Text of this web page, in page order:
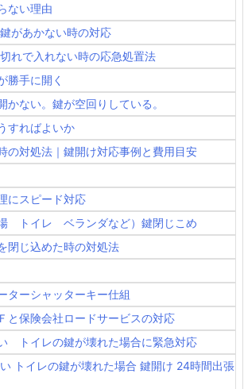
ない理由
があかない時の対応
れで入れない時の応急処置法
勝手に開く
かない。鍵が空回りしている。
すればよいか
の対処法｜鍵開け対応事例と費用目安
にスピード対応
トイレ ベランダなど）鍵閉じこめ
閉じ込めた時の対処法
ーシャッターキー仕組
と保険会社ロードサービスの対応
トイレの鍵が壊れた場合に緊急対応
トイレの鍵が壊れた場合 鍵開け 24時間出張